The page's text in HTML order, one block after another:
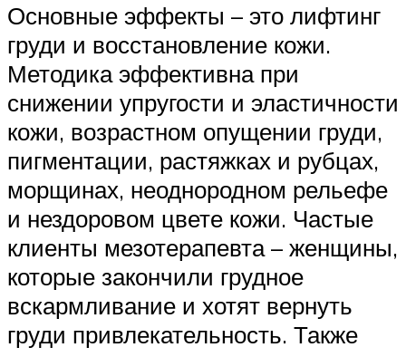
Основные эффекты – это лифтинг
груди и восстановление кожи.
Методика эффективна при
снижении упругости и эластичности
кожи, возрастном опущении груди,
пигментации, растяжках и рубцах,
морщинах, неоднородном рельефе
и нездоровом цвете кожи. Частые
клиенты мезотерапевта – женщины,
которые закончили грудное
вскармливание и хотят вернуть
груди привлекательность. Также